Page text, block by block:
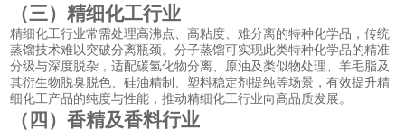
（三）精细化工行业
精细化工行业常需处理高沸点、高粘度、难分离的特种化学品，传统
蒸馏技术难以突破分离瓶颈。分子蒸馏可实现此类特种化学品的精准
分级与深度脱杂，适配碳氢化物分离、原油及类似物处理、羊毛脂及
其衍生物脱臭脱色、硅油精制、塑料稳定剂提纯等场景，有效提升精
细化工产品的纯度与性能，推动精细化工行业向高品质发展。
（四）香精及香料行业